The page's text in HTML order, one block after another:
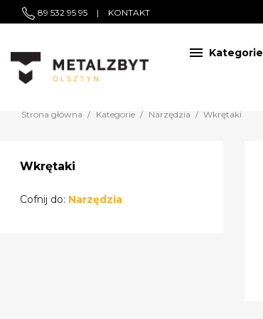
89 532 95 95 | KONTAKT
 Kategorie
Strona główna Kategorie Narzędzia Wkrętaki
Wkrętaki
Cofnij do: Narzędzia